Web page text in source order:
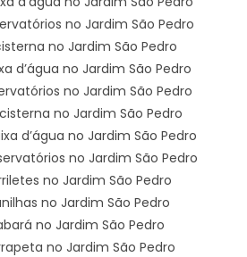
no Jardim São Pedro
no Jardim São Pedro
d’água no Jardim São Pedro
no Jardim São Pedro
no Jardim São Pedro
d’água no Jardim São Pedro
no Jardim São Pedro
no Jardim São Pedro
no Jardim São Pedro
no Jardim São Pedro
no Jardim São Pedro